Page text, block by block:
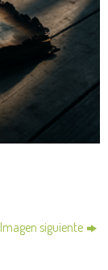
Imagen siguiente